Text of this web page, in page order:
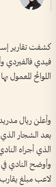
كشفت تقارير
فيدي فالفيردي
اللوائح المعمول
وأعلن ريال
بعد الشجار
الذي أجراه
وأوضح النادي في